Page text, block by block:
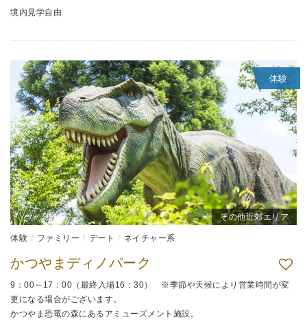
境内見学自由
体験
その他近郊エリア
体験 ファミリー デート ネイチャー系
かつやまディノパーク
9：00～17：00（最終入場16：30） ※季節や天候により営業時間が変
更になる場合がございます。
かつやま恐竜の森にあるアミューズメント施設。